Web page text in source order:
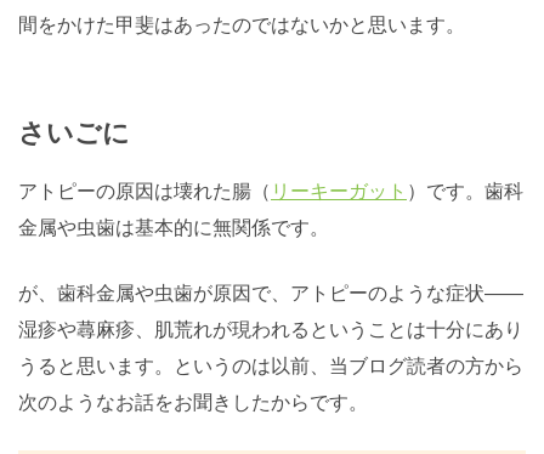
間をかけた甲斐はあったのではないかと思います。
さいごに
アトピーの原因は壊れた腸（ リーキーガット ）です。歯科
金属や虫歯は基本的に無関係です。
が、歯科金属や虫歯が原因で、アトピーのような症状――
湿疹や蕁麻疹、肌荒れが現われるということは十分にあり
うると思います。というのは以前、当ブログ読者の方から
次のようなお話をお聞きしたからです。